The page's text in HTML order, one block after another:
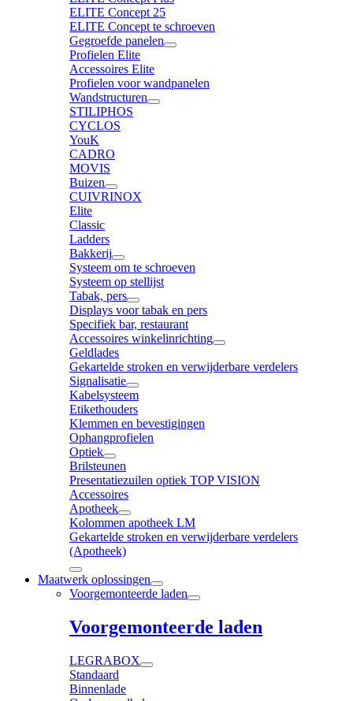
ELITE Concept 25
ELITE Concept te schroeven
Gegroefde panelen
Profielen Elite
Accessoires Elite
Profielen voor wandpanelen
Wandstructuren
STILIPHOS
CYCLOS
YouK
CADRO
MOVIS
Buizen
CUIVRINOX
Elite
Classic
Ladders
Bakkerij
Systeem om te schroeven
Systeem op stellijst
Tabak, pers
Displays voor tabak en pers
Specifiek bar, restaurant
Accessoires winkelinrichting
Geldlades
Gekartelde stroken en verwijderbare verdelers
Signalisatie
Kabelsysteem
Etikethouders
Klemmen en bevestigingen
Ophangprofielen
Optiek
Brilsteunen
Presentatiezuilen optiek TOP VISION
Accessoires
Apotheek
Kolommen apotheek LM
Gekartelde stroken en verwijderbare verdelers
(Apotheek)
Maatwerk oplossingen
Voorgemonteerde laden
Voorgemonteerde laden
LEGRABOX
Standaard
Binnenlade